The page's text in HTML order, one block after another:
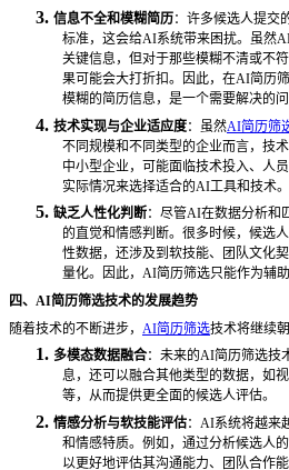
3. 信息不全和模糊简历：许多候选人提交
标准，这会给AI系统带来困扰。虽然
关键信息，但对于那些模糊不清或不
果可能会大打折扣。因此，在AI简历
模糊的简历信息，是一个需要解决的问
4. 技术实现与企业适应度：虽然AI简历筛
不同规模和不同类型的企业而言，技
中小型企业，可能面临技术投入、人
实际情况来选择适合的AI工具和技术。
5. 缺乏人性化判断：尽管AI在数据分析和
的直觉和情感判断。很多时候，候选
性数据，还涉及到软技能、团队文化
量化。因此，AI简历筛选只能作为辅
四、 AI简历筛选技术的发展趋势
随着技术的不断进步， AI简历筛选技术将继续
1. 多模态数据融合：未来的AI简历筛选技
息，还可以融合其他类型的数据，如
等，从而提供更全面的候选人评估。
2. 情感分析与软技能评估： AI系统将越来
和情感特质。例如，通过分析候选人
以更好地评估其沟通能力、团队合作能